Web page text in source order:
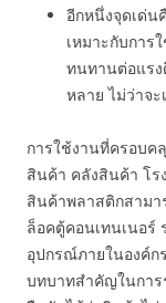
อีกหนึ่งจุดเด่น
เหมาะกับการ
ทนทานต่อแร
หลาย ไม่ว่าจ
การใช้งานที่ครอบค
สินค้า คลังสินค้า โ
สินค้าพลาสติกสามา
ล็อคตู้คอนเทนเนอร์
อุปกรณ์ภายในองค์ก
บทบาทสำคัญในการ